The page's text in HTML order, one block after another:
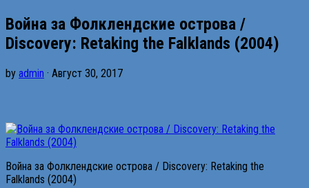
Война за Фолклендские острова /
Discovery: Retaking the Falklands (2004)
by admin · Август 30, 2017
Война за Фолклендские острова / Discovery: Retaking the
Falklands (2004)